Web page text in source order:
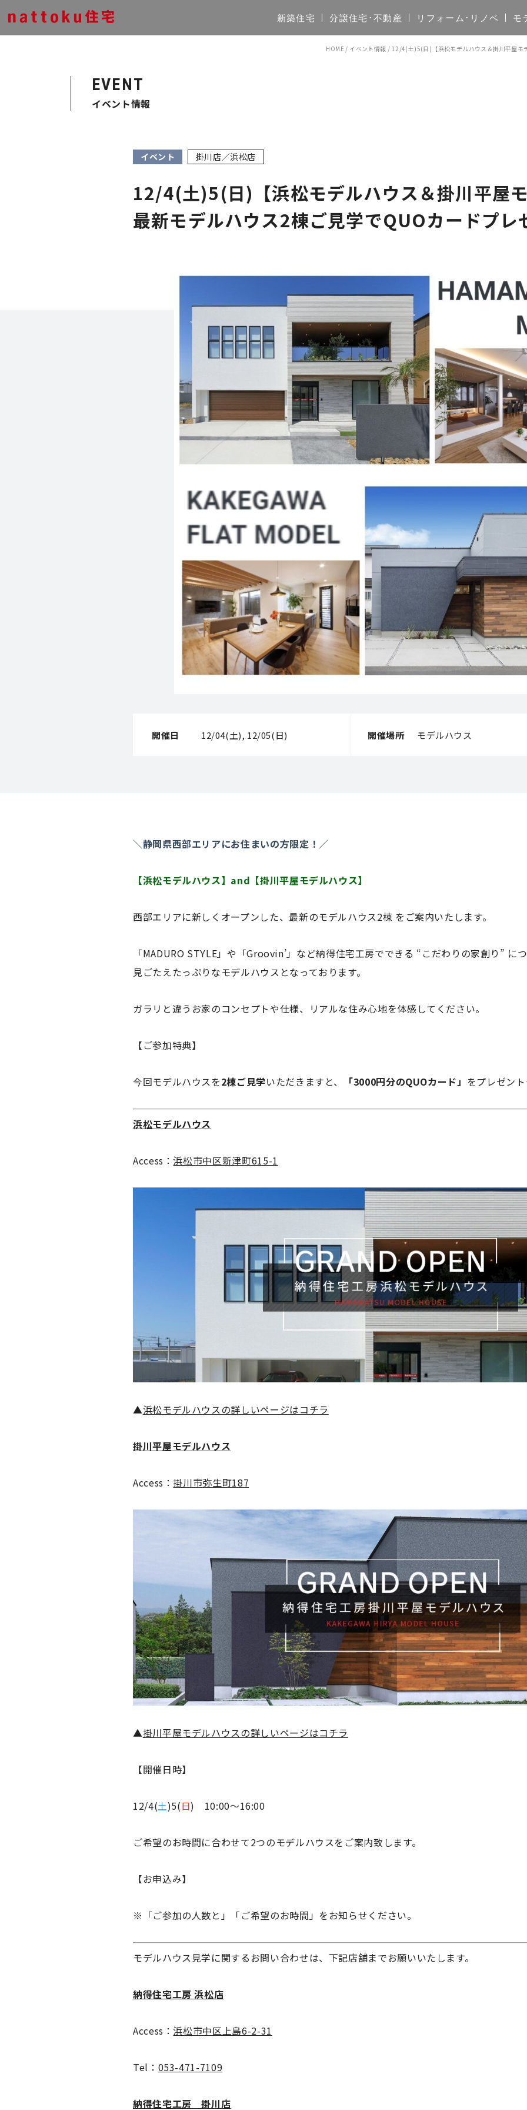
新築住宅 分譲住宅･不動産 リフォーム･リノベ モ
HOME/ イベント情報 / 12/4(土)5(日)【浜松モデルハウス＆掛川平屋モ
EVENT
イベント情報
イベント 掛川店／浜松店
12/4(土)5(日)【浜松モデルハウス＆掛川平屋
最新モデルハウス2棟ご見学でQUOカードプレ
開催日 12/04(土), 12/05(日) 開催場所 モデルハウス
＼静岡県西部エリアにお住まいの方限定！／
【浜松モデルハウス】and【掛川平屋モデルハウス】
西部エリアに新しくオープンした、最新のモデルハウス2棟 をご案内いたします。
「MADURO STYLE」や「Groovin’」など納得住宅工房でできる “こだわりの家創り” に
見ごたえたっぷりなモデルハウスとなっております。
ガラリと違うお家のコンセプトや仕様、リアルな住み心地を体感してください。
【ご参加特典】
今回モデルハウスを2棟ご見学いただきますと、 「3000円分のQUOカード」 をプレゼン
浜松モデルハウス
Access： 浜松市中区新津町615-1
▲浜松モデルハウスの詳しいページはコチラ
掛川平屋モデルハウス
Access：掛川市弥生町187
▲掛川平屋モデルハウスの詳しいページはコチラ
【開催日時】
12/4(土)5(日) 10:00〜16:00
ご希望のお時間に合わせて2つのモデルハウスをご案内致します。
【お申込み】
※「ご参加の人数と」「ご希望のお時間」をお知らせください。
モデルハウス見学に関するお問い合わせは、下記店舗までお願いいたします。
納得住宅工房 浜松店
Access： 浜松市中区上島6-2-31
Tel： 053-471-7109
納得住宅工房 掛川店